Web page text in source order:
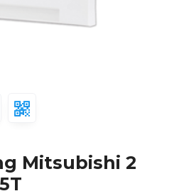
Mitsubishi 2